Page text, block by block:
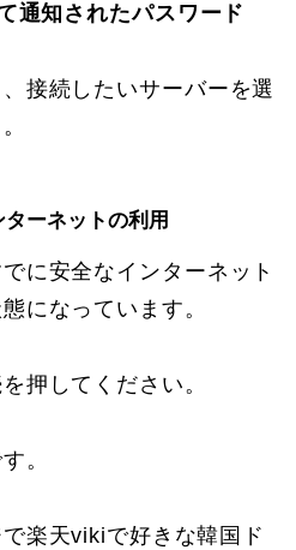
通知されたパスワード
接続したいサーバーを選
ーネットの利用
に安全なインターネット
になっています。
押してください。
。
楽天vikiで好きな韓国ド